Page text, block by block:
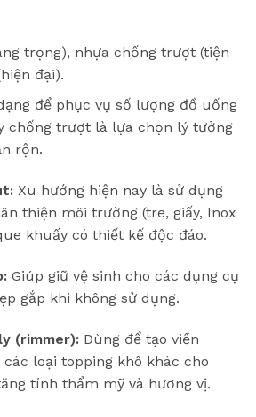
trọng), nhựa chống trượt (tiện
đại).
để phục vụ số lượng đồ uống
chống trượt là lựa chọn lý tưởng
rộn.
Xu hướng hiện nay là sử dụng
thiện môi trường (tre, giấy, Inox
khuấy có thiết kế độc đáo.
Giúp giữ vệ sinh cho các dụng cụ
gắp khi không sử dụng.
(rimmer): Dùng để tạo viền
loại topping khô khác cho
tính thẩm mỹ và hương vị.